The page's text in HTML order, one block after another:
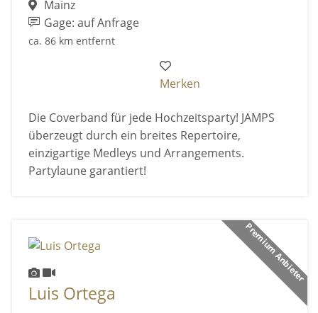
Mainz
Gage: auf Anfrage
ca. 86 km entfernt
Merken
Die Coverband für jede Hochzeitsparty! JAMPS
überzeugt durch ein breites Repertoire,
einzigartige Medleys und Arrangements.
Partylaune garantiert!
Premium Anbieter
Luis Ortega